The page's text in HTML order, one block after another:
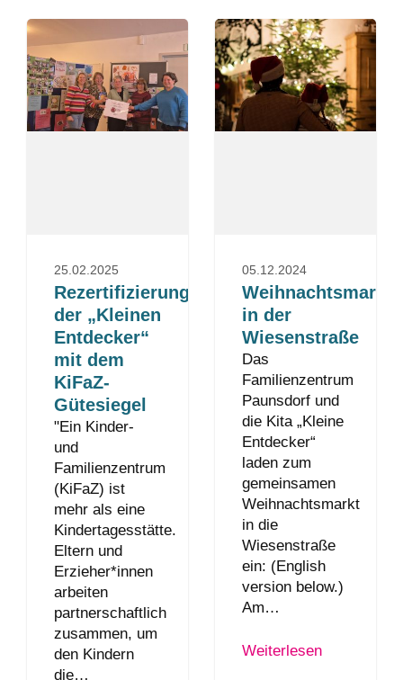
25.02.2025
Rezertifizierung
der „Kleinen
Entdecker“
mit dem
KiFaZ-
Gütesiegel
"Ein Kinder-
und
Familienzentrum
(KiFaZ) ist
mehr als eine
Kindertagesstätte.
Eltern und
Erzieher*innen
arbeiten
partnerschaftlich
zusammen, um
den Kindern
die…
05.12.2024
Weihnachtsmarkt
in der
Wiesenstraße
Das
Familienzentrum
Paunsdorf und
die Kita „Kleine
Entdecker“
laden zum
gemeinsamen
Weihnachtsmarkt
in die
Wiesenstraße
ein: (English
version below.)
Am…
Weiterlesen